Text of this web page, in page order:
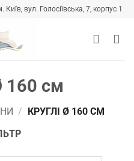
вул. Голосіївська, 7, корпус 1
160 см
/
КРУГЛІ Ø 160 СМ